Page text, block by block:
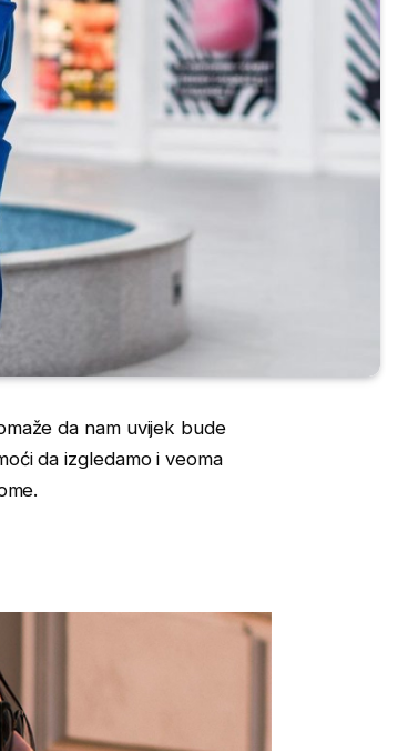
da nam uvijek bude
da izgledamo i veoma